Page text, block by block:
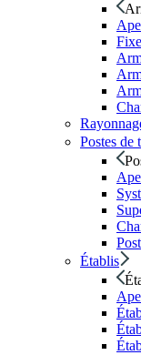
Postes de
Établis